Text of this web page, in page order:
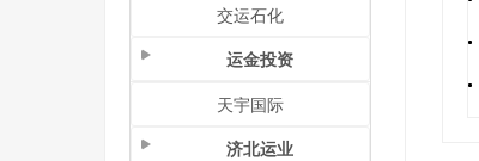
交运石化
运金投资
天宇国际
济北运业